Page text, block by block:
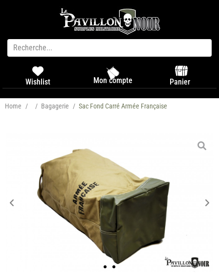
Wishlist Mon compte Panier
Home / / Bagagerie / Sac Fond Carré Armée Française